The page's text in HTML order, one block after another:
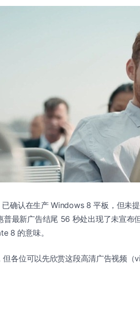
确认在生产 Windows 8 平板，但未
最新广告结尾 56 秒处出现了未宣布
8 的意味。
各位可以先欣赏这段高清广告视频（